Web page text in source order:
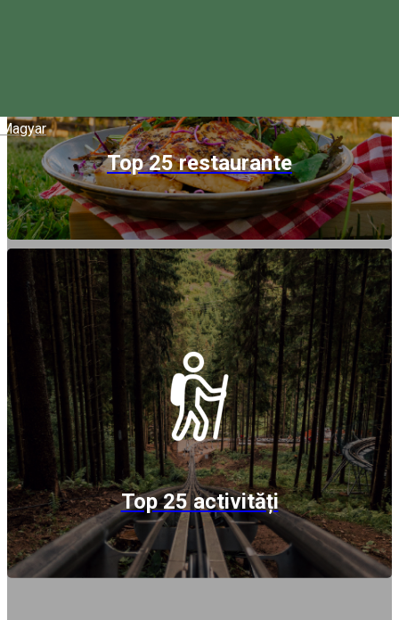
Magyar
Top 25 restaurante
Top 25 activități